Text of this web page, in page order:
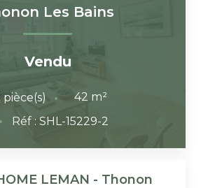
Les Bains
Vendu
pièce(s) 42 m²
Réf : SHL-15229-2
LEMAN - Thonon